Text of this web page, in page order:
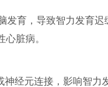
发育，导致智力发育迟
脏病。
经元连接，影响智力